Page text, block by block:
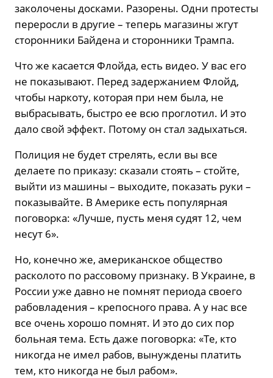
заколочены досками. Разорены. Одни протесты
переросли в другие – теперь магазины жгут
сторонники Байдена и сторонники Трампа.
Что же касается Флойда, есть видео. У вас его
не показывают. Перед задержанием Флойд,
чтобы наркоту, которая при нем была, не
выбрасывать, быстро ее всю проглотил. И это
дало свой эффект. Потому он стал задыхаться.
Полиция не будет стрелять, если вы все
делаете по приказу: сказали стоять – стойте,
выйти из машины – выходите, показать руки –
показывайте. В Америке есть популярная
поговорка: «Лучше, пусть меня судят 12, чем
несут 6».
Но, конечно же, американское общество
расколото по рассовому признаку. В Украине, в
России уже давно не помнят периода своего
рабовладения – крепосного права. А у нас все
все очень хорошо помнят. И это до сих пор
больная тема. Есть даже поговорка: «Те, кто
никогда не имел рабов, вынуждены платить
тем, кто никогда не был рабом».